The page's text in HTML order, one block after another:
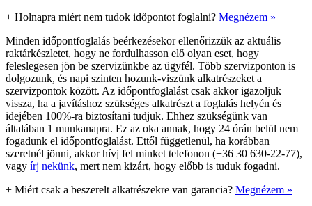
+ Holnapra miért nem tudok időpontot foglalni? Megnézem »
Minden időpontfoglalás beérkezésekor ellenőrizzük az aktuális
raktárkészletet, hogy ne fordulhasson elő olyan eset, hogy
feleslegesen jön be szervizünkbe az ügyfél. Több szervizponton is
dolgozunk, és napi szinten hozunk-viszünk alkatrészeket a
szervizpontok között. Az időpontfoglalást csak akkor igazoljuk
vissza, ha a javításhoz szükséges alkatrészt a foglalás helyén és
idejében 100%-ra biztosítani tudjuk. Ehhez szükségünk van
általában 1 munkanapra. Ez az oka annak, hogy 24 órán belül nem
fogadunk el időpontfoglalást. Ettől függetlenül, ha korábban
szeretnél jönni, akkor hívj fel minket telefonon (+36 30 630-22-77),
vagy írj nekünk, mert nem kizárt, hogy előbb is tuduk fogadni.
+ Miért csak a beszerelt alkatrészekre van garancia? Megnézem »